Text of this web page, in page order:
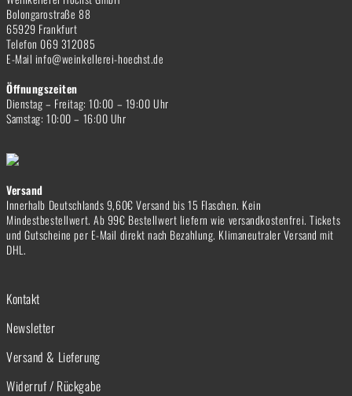
Bolongarostraße 88
65929 Frankfurt
Telefon 069 312085
E-Mail info@weinkellerei-hoechst.de
Öffnungszeiten
Dienstag – Freitag: 10:00 – 19:00 Uhr
Samstag: 10:00 – 16:00 Uhr
Versand
Innerhalb Deutschlands 9,60€ Versand bis 15 Flaschen. Kein
Mindestbestellwert. Ab 99€ Bestellwert liefern wie versandkostenfrei. Tickets
und Gutscheine per E-Mail direkt nach Bezahlung. Klimaneutraler Versand mit
DHL.
Kontakt
Newsletter
Versand & Lieferung
Widerruf / Rückgabe